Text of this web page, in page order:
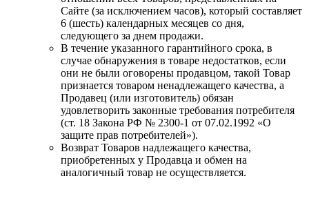
Сайте (за исключением часов), который составляет
6 (шесть) календарных месяцев со дня,
следующего за днем продажи.
В течение указанного гарантийного срока, в
случае обнаружения в товаре недостатков, если
они не были оговорены продавцом, такой Товар
признается товаром ненадлежащего качества, а
Продавец (или изготовитель) обязан
удовлетворить законные требования потребителя
(ст. 18 Закона РФ № 2300-1 от 07.02.1992 «О
защите прав потребителей»).
Возврат Товаров надлежащего качества,
приобретенных у Продавца и обмен на
аналогичный товар не осуществляется.